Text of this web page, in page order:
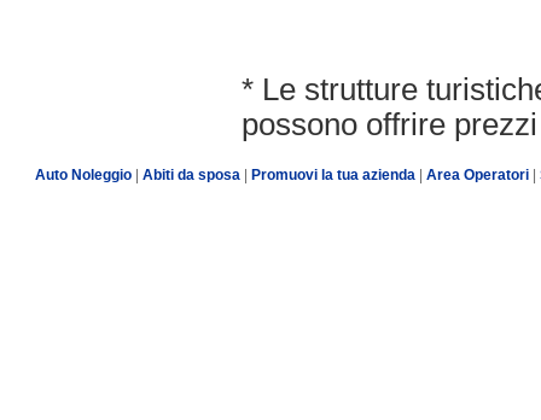
* Le strutture
possono offrire
Auto Noleggio| Abiti da sposa| Promuovi la tua azienda Area Operatori